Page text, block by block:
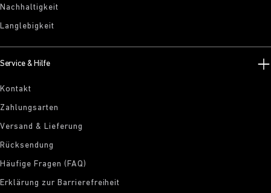
Nachhaltigkeit
Langlebigkeit
Service & Hilfe
Kontakt
Zahlungsarten
Versand & Lieferung
Rücksendung
Häufige Fragen (FAQ)
Erklärung zur Barrierefreiheit